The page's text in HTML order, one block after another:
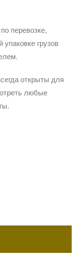
перевозке,
грузов
открыты для
любые